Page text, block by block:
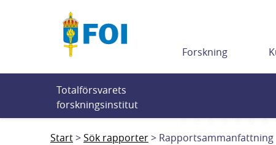
Forskning
Totalförsvarets
forskningsinstitut
Start Sök rapporter Rapportsammanfattning